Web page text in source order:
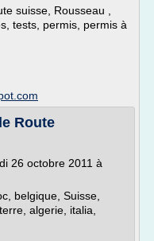
suisse, Rousseau ,
tests, permis, permis à
Route
26 octobre 2011 à
belgique, Suisse,
algerie, italia,